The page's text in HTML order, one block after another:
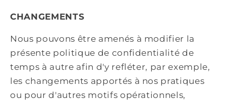
CHANGEMENTS
Nous pouvons être amenés à modifier la
présente politique de confidentialité de
temps à autre afin d'y refléter, par exemple,
les changements apportés à nos pratiques
ou pour d'autres motifs opérationnels,